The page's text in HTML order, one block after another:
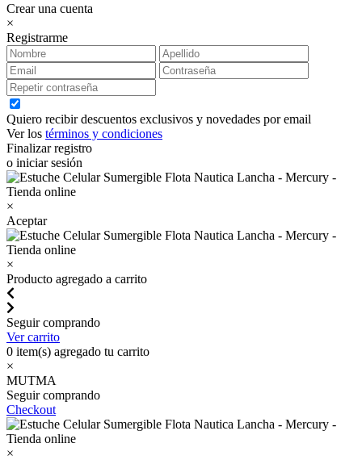
Crear una cuenta
×
Registrarme
Quiero recibir descuentos exclusivos y novedades por email
Ver los términos y condiciones
Finalizar registro
o iniciar sesión
×
Aceptar
×
Producto agregado a carrito
Seguir comprando
Ver carrito
0 item(s) agregado tu carrito
×
MUTMA
Seguir comprando
Checkout
×